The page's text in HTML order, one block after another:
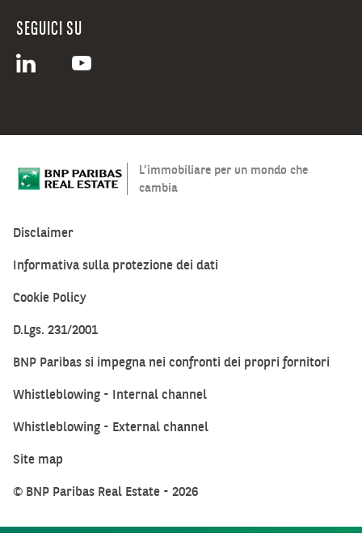
SEGUICI SU
L’immobiliare per un mondo che
cambia
Disclaimer
Informativa sulla protezione dei dati
Cookie Policy
D.Lgs. 231/2001
BNP Paribas si impegna nei confronti dei propri fornitori
Whistleblowing - Internal channel
Whistleblowing - External channel
Site map
© BNP Paribas Real Estate - 2026